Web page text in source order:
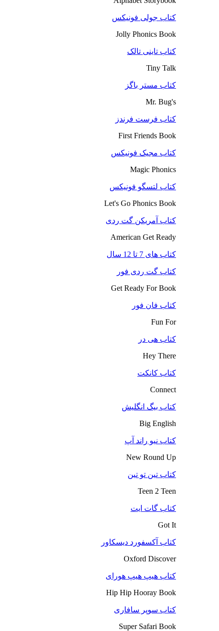
کتاب جولی فونیکس
Jolly Phonics Book
کتاب تاینی تالک
Tiny Talk
کتاب مستر باگز
Mr. Bug's
کتاب فرست فرندز
First Friends Book
کتاب مجیک فونیکس
Magic Phonics
کتاب لتسگو فونیکس
Let's Go Phonics Book
کتاب آمریکن گت ردی
American Get Ready
کتاب های 7 تا 12 سال
کتاب گت ردی فور
Get Ready For Book
کتاب فان فور
Fun For
کتاب هی در
Hey There
کتاب کانکت
Connect
کتاب بیگ انگلیش
Big English
کتاب نیو راند آپ
New Round Up
کتاب تین تو تین
Teen 2 Teen
کتاب گات ایت
Got It
کتاب آکسفورد دیسکاور
Oxford Discover
کتاب هیپ هیپ هورای
Hip Hip Hooray Book
کتاب سوپر سافاری
Super Safari Book